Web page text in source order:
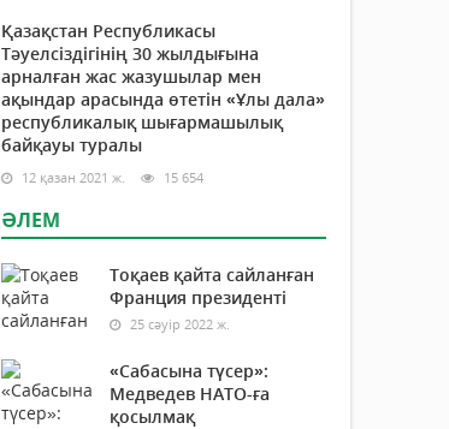
Қазақстан Республикасы
Тәуелсіздігінің 30 жылдығына
арналған жас жазушылар мен
ақындар арасында өтетін «Ұлы дала»
республикалық шығармашылық
байқауы туралы
12 қазан 2021 ж. 15 654
ӘЛЕМ
Тоқаев қайта сайланған
Франция президенті
25 сәуір 2022 ж.
«Сабасына түсер»:
Медведев НАТО-ға
қосылмақ